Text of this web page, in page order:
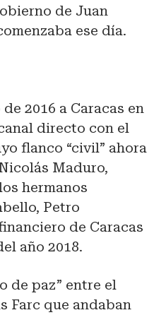
de Juan
ese día.
2016 a Caracas en
directo con el
flanco “civil” ahora
Maduro,
hermanos
Petro
de Caracas
año 2018.
de paz” entre el
Farc que andaban